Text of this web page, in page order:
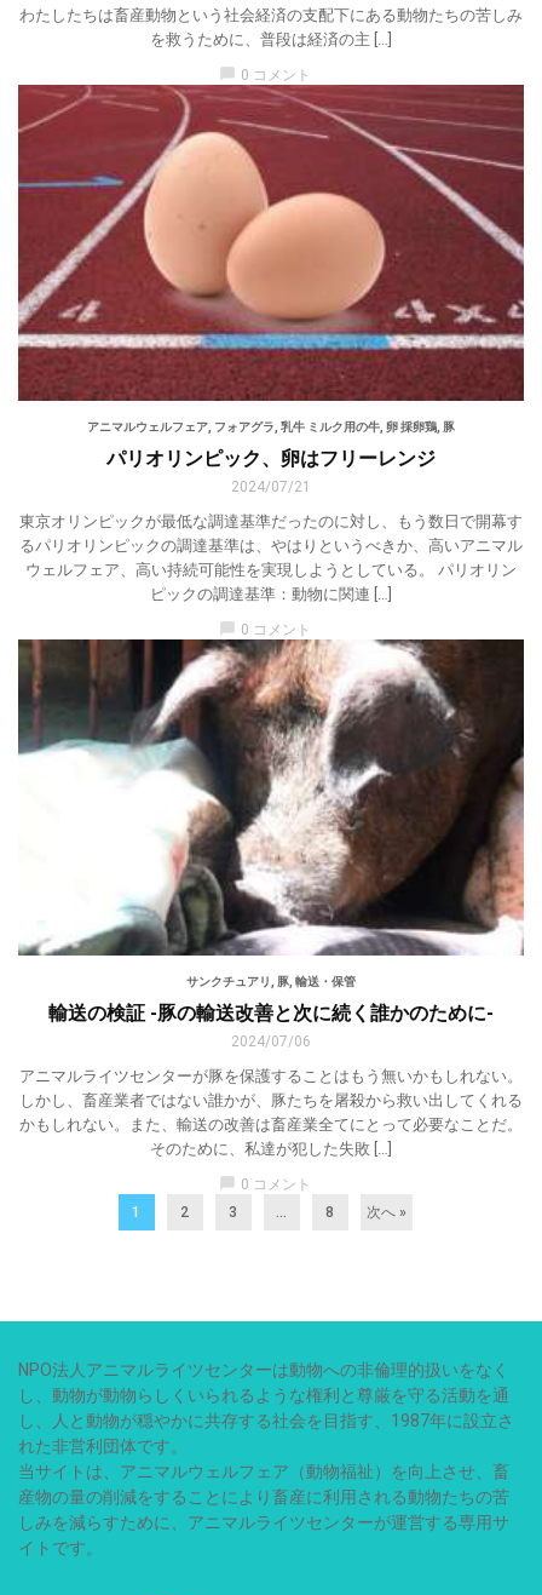
わたしたちは畜産動物という社会経済の支配下にある動物たちの苦しみ
を救うために、普段は経済の主 […]
0 コメント
アニマルウェルフェア フォアグラ 乳牛 ミルク用の牛 卵 採卵鶏 豚
パリオリンピック、卵はフリーレンジ
2024/07/21
東京オリンピックが最低な調達基準だったのに対し、もう数日で開幕す
るパリオリンピックの調達基準は、やはりというべきか、高いアニマル
ウェルフェア、高い持続可能性を実現しようとしている。 パリオリン
ピックの調達基準：動物に関連 […]
0 コメント
サンクチュアリ 豚 輸送・保管
輸送の検証 -豚の輸送改善と次に続く誰かのために-
2024/07/06
アニマルライツセンターが豚を保護することはもう無いかもしれない。
しかし、畜産業者ではない誰かが、豚たちを屠殺から救い出してくれる
かもしれない。また、輸送の改善は畜産業全てにとって必要なことだ。
そのために、私達が犯した失敗 […]
chat_bubble 0 コメント
1
2 3 … 8 次へ »
NPO法人アニマルライツセンターは動物への非倫理的扱いをなく
し、動物が動物らしくいられるような権利と尊厳を守る活動を通
し、人と動物が穏やかに共存する社会を目指す、1987年に設立さ
れた非営利団体です。
当サイトは、アニマルウェルフェア（動物福祉）を向上させ、畜
産物の量の削減をすることにより畜産に利用される動物たちの苦
しみを減らすために、アニマルライツセンターが運営する専用サ
イトです。